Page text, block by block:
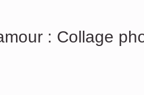
: Collage